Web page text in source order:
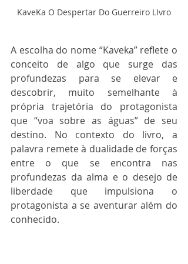
KaveKa O Despertar Do Guerreiro LIvro
A escolha do nome “Kaveka” reflete o
conceito de algo que surge das
profundezas para se elevar e
descobrir, muito semelhante à
própria trajetória do protagonista
que “voa sobre as águas” de seu
destino. No contexto do livro, a
palavra remete à dualidade de forças
entre o que se encontra nas
profundezas da alma e o desejo de
liberdade que impulsiona o
protagonista a se aventurar além do
conhecido.